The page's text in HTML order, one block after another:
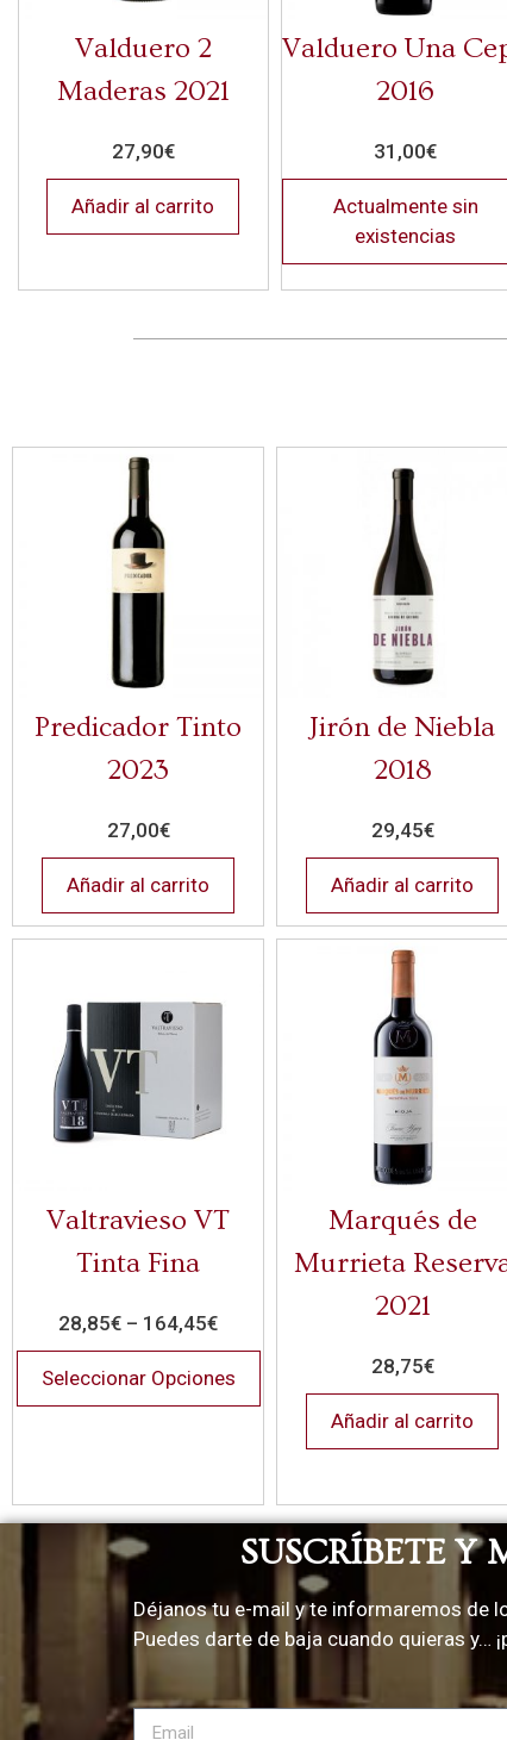
Valduero 2
Maderas 2021
27,90€
Añadir al carrito
Valduero Una
2016
31,00€
Actualmente sin
existencias
Predicador Tinto
2023
27,00€
Añadir al carrito
Jirón de Niebla
2018
29,45€
Añadir al carrito
Valtravieso VT
Tinta Fina
28,85€ – 164,45€
Seleccionar Opciones
Marqués de
Murrieta
2021
28,75€
Añadir al carrito
SUSCRÍBETE Y
Déjanos tu e-mail y te informaremos de
Puedes darte de baja cuando quieras